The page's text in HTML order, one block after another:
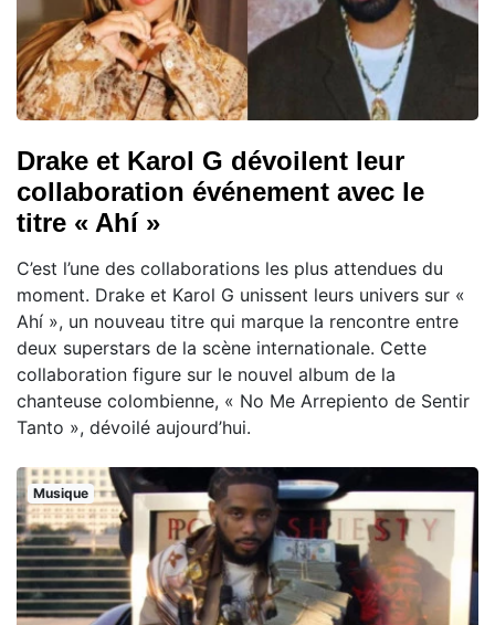
Drake et Karol G dévoilent leur
collaboration événement avec le
titre « Ahí »
C’est l’une des collaborations les plus attendues du
moment. Drake et Karol G unissent leurs univers sur «
Ahí », un nouveau titre qui marque la rencontre entre
deux superstars de la scène internationale. Cette
collaboration figure sur le nouvel album de la
chanteuse colombienne, « No Me Arrepiento de Sentir
Tanto », dévoilé aujourd’hui.
Musique